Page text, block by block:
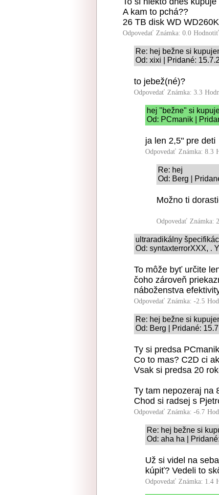
A kam to pchá??
26 TB disk WD
Odpovedať Známka: 0.0
Re: hej bežne si
Od: xixi | Pridané:
to jebež(né)?
Odpovedať Známka: 3.3
hej "bežne" si
Od: PCmanik |
ja len 2,5" pre deti
Odpovedať Známka: 8.3
Re: hej
Od: Berg |
Možno ti
Odpovedať Známka:
ultraradikálny
Od: syntaxterrorXXX, .
To môže byť určite
čoho zároveň
náboženstva
Odpovedať Známka: -2.5
Re: hej bežne si
Od: Berg | Pridané:
Ty si predsa
Co to mas? C2D ci
Vsak si predsa 20
Ty tam nepozeraj na
Chod si radsej s
Odpovedať Známka: -6.7
Re: hej bežne si
Od: aha ha |
Už si videl na
kúpiť? Vedeli to
Odpovedať Známka: 1.4